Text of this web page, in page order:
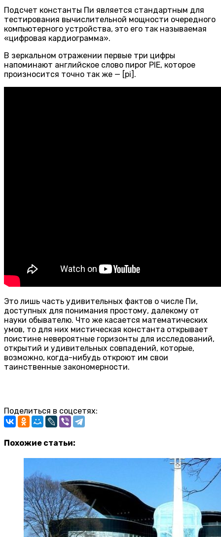
Подсчет константы Пи является стандартным для
тестирования вычислительной мощности очередного
компьютерного устройства, это его так называемая
«цифровая кардиограмма».
В зеркальном отражении первые три цифры
напоминают английское слово пирог PIE, которое
произносится точно так же — [pi].
Это лишь часть удивительных фактов о числе Пи,
доступных для понимания простому, далекому от
науки обывателю. Что же касается математических
умов, то для них мистическая константа открывает
поистине невероятные горизонты для исследований,
открытий и удивительных совпадений, которые,
возможно, когда-нибудь откроют им свои
таинственные закономерности.
Поделиться в соцсетях:
Похожие статьи: